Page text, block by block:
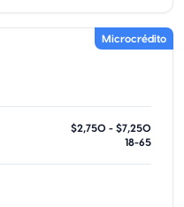
Microcrédito
$2,750 - $7,250
18-65